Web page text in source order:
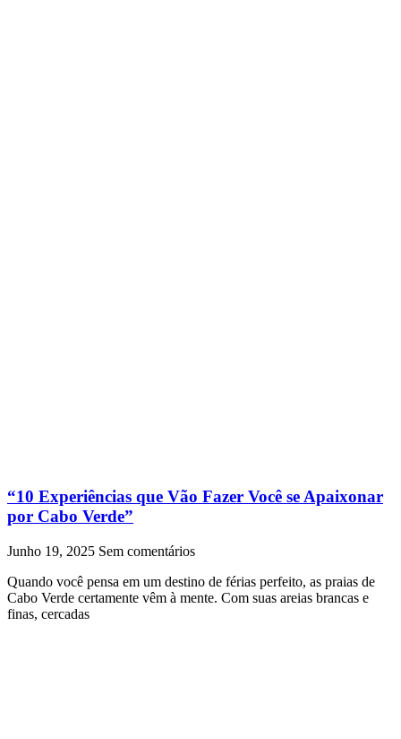
“10 Experiências que Vão Fazer Você se Apaixonar
por Cabo Verde”
Junho 19, 2025 Sem comentários
Quando você pensa em um destino de férias perfeito, as praias de
Cabo Verde certamente vêm à mente. Com suas areias brancas e
finas, cercadas